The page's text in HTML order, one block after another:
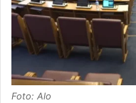
Foto: Alo